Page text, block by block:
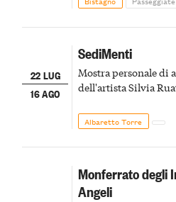
22 LUG
16 AGO
SediMenti
Mostra personale di
dell'artista Silvia
Albaretto Torre
Monferrato degli
Angeli